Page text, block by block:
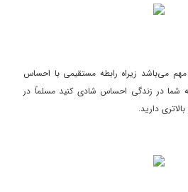
مهم می‌باشد زیراه رابطه مستقیمی با احساس
شما در زندگی احساس شادی کنید مسلماً در
دارید.